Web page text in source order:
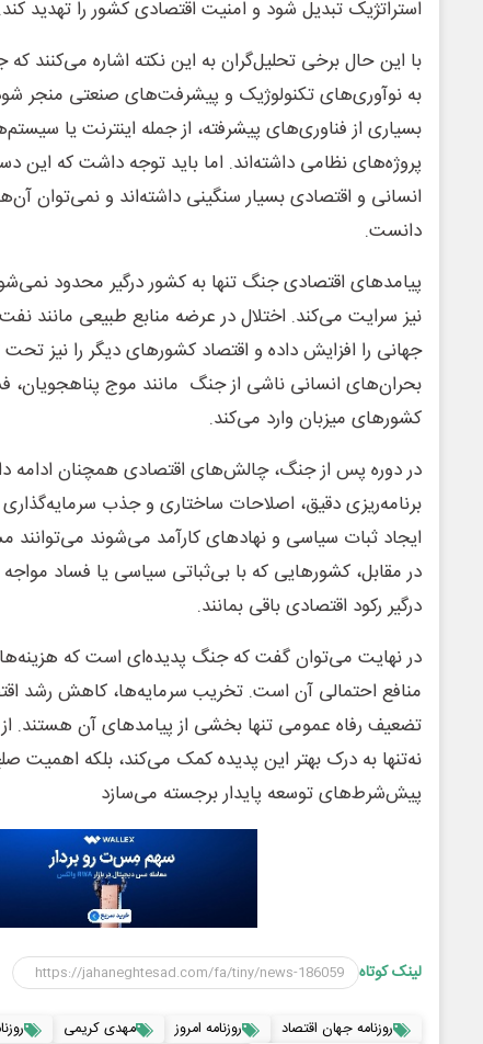
استراتژیک تبدیل شود و امنیت اقتصادی کشور را تهدید کند.
با این حال برخی تحلیل‌گران به این نکته اشاره می‌کنند
به نوآوری‌های تکنولوژیک و پیشرفت‌های صنعتی منجر
بسیاری از فناوری‌های پیشرفته، از جمله اینترنت یا
پروژه‌های نظامی داشته‌اند. اما باید توجه داشت که این
انسانی و اقتصادی بسیار سنگینی داشته‌اند و نمی‌توان
دانست.
پیامدهای اقتصادی جنگ تنها به کشور درگیر محدود
نیز سرایت می‌کند. اختلال در عرضه منابع طبیعی مانند
جهانی را افزایش داده و اقتصاد کشورهای دیگر را نیز
بحران‌های انسانی ناشی از جنگ مانند موج پناهجویان،
کشورهای میزبان وارد می‌کند.
در دوره پس از جنگ، چالش‌های اقتصادی همچنان ادامه
برنامه‌ریزی دقیق، اصلاحات ساختاری و جذب
ایجاد ثبات سیاسی و نهادهای کارآمد می‌شوند می‌توانند
در مقابل، کشورهایی که با بی‌ثباتی سیاسی یا فساد
درگیر رکود اقتصادی باقی بمانند.
در نهایت می‌توان گفت که جنگ پدیده‌ای است که
منافع احتمالی آن است. تخریب سرمایه‌ها، کاهش رشد
تضعیف رفاه عمومی تنها بخشی از پیامدهای آن هستند.
نه‌تنها به درک بهتر این پدیده کمک می‌کند، بلکه اهمیت
پیش‌شرط‌های توسعه پایدار برجسته می‌سازد
لینک کوتاه
روزنامه جهان اقتصاد روزنامه امروز مهدی کریمی
روزنامه 1